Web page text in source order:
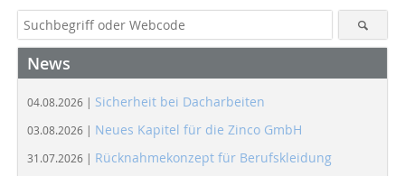
News
04.08.2026 | Sicherheit bei Dacharbeiten
03.08.2026 | Neues Kapitel für die Zinco GmbH
31.07.2026 | Rücknahmekonzept für Berufskleidung